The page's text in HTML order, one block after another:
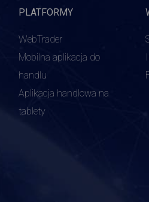
PLATFORMY
WebTrader
Mobilna aplikacja do
handlu
Aplikacja handlowa na
tablety